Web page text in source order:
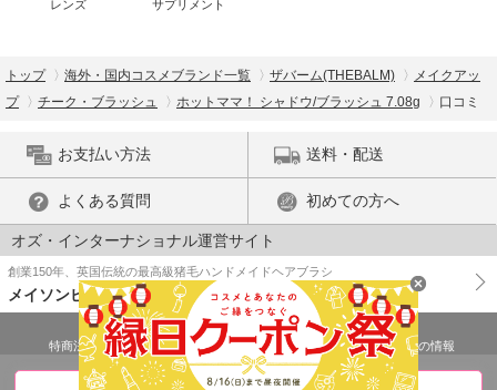
レンズ
サプリメント
トップ 海外・国内コスメブランド一覧 ザバーム(THEBALM)
メイクアッ
プ
チーク・ブラッシュ ホットママ！ シャドウ/ブラッシュ 7.08g 口コミ
お支払い方法 送料・配送
よくある質問 初めての方へ
オズ・インターナショナル運営サイト
創業150年、英国伝統の最高級猪毛ハンドメイドヘアブラシ
メイソンピアソン
特商法に基づく表示 プライバシーポリシー
医薬品販売許可証の情報
ご利用規約
PC版で表示